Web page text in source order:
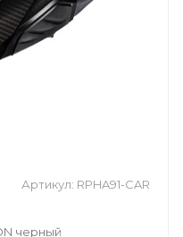
Артикул: RPHA91-CAR
черный